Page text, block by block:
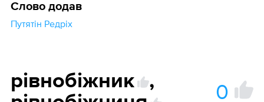
Слово додав
Путятін Редріх
рівнобіжник
,
0